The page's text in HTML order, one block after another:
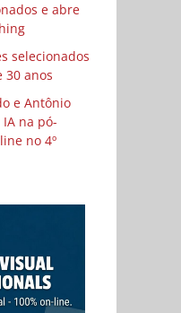
e abre
selecionados
30 anos
e Antônio
na pó-
no 4º